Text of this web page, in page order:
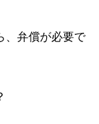
、弁償が必要で